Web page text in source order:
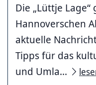
Die „Lüttje
Hannoverschen
aktuelle
Tipps für das
und Umla...